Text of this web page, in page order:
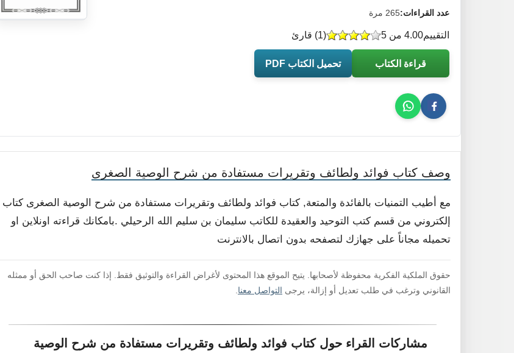
عدد القراءات:265 مرة
التقييم (
1) قارئ 4.00 من 5
قراءة الكتاب تحميل الكتاب PDF
وصف كتاب فوائد ولطائف وتقريرات مستفادة من شرح الوصية الصغرى
مع أطيب التمنيات بالفائدة والمتعة, كتاب فوائد ولطائف وتقريرات مستفادة من شرح الوصية الصغرى كتاب
إلكتروني من قسم كتب التوحيد والعقيدة للكاتب سليمان بن سليم الله الرحيلي .بامكانك قراءته اونلاين او
تحميله مجاناً على جهازك لتصفحه بدون اتصال بالانترنت
حقوق الملكية الفكرية محفوظة لأصحابها. يتيح الموقع هذا المحتوى لأغراض القراءة والتوثيق فقط. إذا كنت صاحب الحق أو ممثله
القانوني وترغب في طلب تعديل أو إزالة، يرجى التواصل معنا
مشاركات القراء حول كتاب فوائد ولطائف وتقريرات مستفادة من شرح الوصية